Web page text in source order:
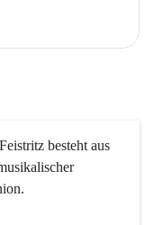
Feistritz besteht aus
.